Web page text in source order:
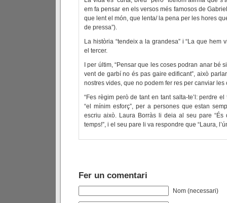
em fa pensar en els versos més famosos de
que lent el món, que lenta/ la pena per les hores
de pressa”).
La història “tendeix a la grandesa” i “La que hem
el tercer.
I per últim, “Pensar que les coses podran anar bé
vent de garbí no és pas gaire edificant”, això
nostres vides, que no podem fer res per canviar les
“Fes règim però de tant en tant salta-te’l: perdre
“el mínim esforç”, per a persones que estan
escriu això. Laura Borràs li deia al seu pare “És
temps!”, i el seu pare li va respondre que “Laura,
Fer un comentari
Nom (necessari)